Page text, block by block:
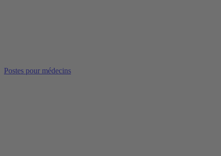
Postes pour médecins